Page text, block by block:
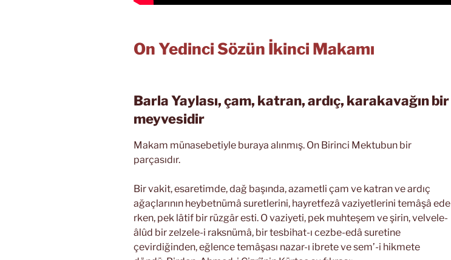
On Yedinci Sözün İkinci Makamı
Barla Yaylası, çam, katran, ardıç, karakavağın bir
meyvesidir
Makam münasebetiyle buraya alınmış. On Birinci Mektubun bir
parçasıdır.
Bir vakit, esaretimde, dağ başında, azametli çam ve katran ve ardıç
ağaçlarının heybetnümâ suretlerini, hayretfezâ vaziyetlerini temâşâ ede
rken, pek lâtif bir rüzgâr esti. O vaziyeti, pek muhteşem ve şirin, velvele-
âlûd bir zelzele-i raksnümâ, bir tesbihat-ı cezbe-edâ suretine
çevirdiğinden, eğlence temâşası nazar-ı ibrete ve sem’-i hikmete